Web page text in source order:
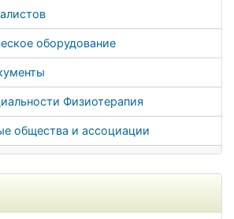
оборудование
Физиотерапия
общества и ассоциации